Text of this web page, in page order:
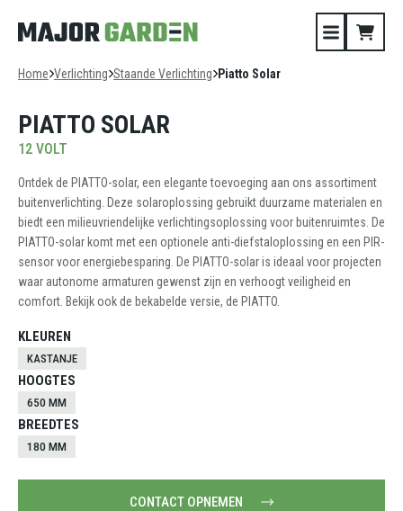
Home Verlichting Staande Verlichting Piatto Solar
PIATTO SOLAR
12 VOLT
Ontdek de PIATTO-solar, een elegante toevoeging aan ons assortiment
buitenverlichting. Deze solaroplossing gebruikt duurzame materialen en
biedt een milieuvriendelijke verlichtingsoplossing voor buitenruimtes. De
PIATTO-solar komt met een optionele anti-diefstaloplossing en een PIR-
sensor voor energiebesparing. De PIATTO-solar is ideaal voor projecten
waar autonome armaturen gewenst zijn en verhoogt veiligheid en
comfort. Bekijk ook de bekabelde versie, de PIATTO.
KLEUREN
KASTANJE
HOOGTES
650 MM
BREEDTES
180 MM
CONTACT OPNEMEN